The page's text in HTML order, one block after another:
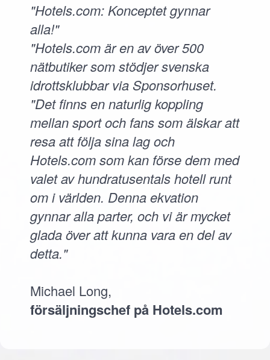
"Hotels.com: Konceptet gynnar
alla!"
"Hotels.com är en av över 500
nätbutiker som stödjer svenska
idrottsklubbar via Sponsorhuset.
"Det finns en naturlig koppling
mellan sport och fans som älskar att
resa att följa sina lag och
Hotels.com som kan förse dem med
valet av hundratusentals hotell runt
om i världen. Denna ekvation
gynnar alla parter, och vi är mycket
glada över att kunna vara en del av
detta."
Michael Long,
försäljningschef på Hotels.com